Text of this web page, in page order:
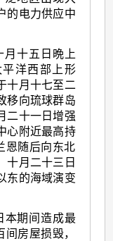
的电力供应中
月十五日晩上
洋西部上形
十月十七至二
移向琉球群岛
二十一日增强
心附近最高持
恩随后向东北
十月二十三日
东的海域演变
本期间造成最
房屋损毁，